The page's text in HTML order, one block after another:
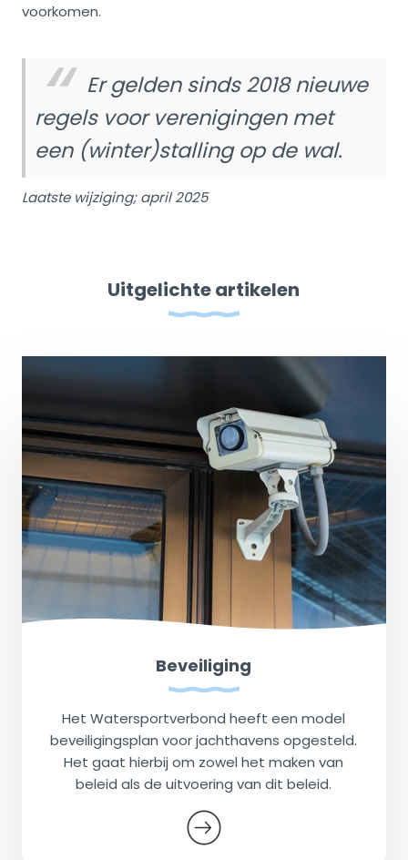
voorkomen.
Er gelden sinds 2018 nieuwe
regels voor verenigingen met
een (winter)stalling op de wal.
Laatste wijziging; april 2025
Uitgelichte artikelen
Beveiliging
Het Watersportverbond heeft een model
beveiligingsplan voor jachthavens opgesteld.
Het gaat hierbij om zowel het maken van
beleid als de uitvoering van dit beleid.